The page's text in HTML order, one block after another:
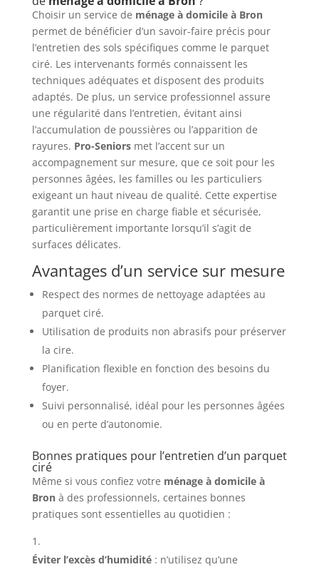
Choisir un service de ménage à domicile à Bron
permet de bénéficier d’un savoir-faire précis pour
l’entretien des sols spécifiques comme le parquet
ciré. Les intervenants formés connaissent les
techniques adéquates et disposent des produits
adaptés. De plus, un service professionnel assure
une régularité dans l’entretien, évitant ainsi
l’accumulation de poussières ou l’apparition de
rayures. Pro-Seniorsmet l’accent sur un
accompagnement sur mesure, que ce soit pour les
personnes âgées, les familles ou les particuliers
exigeant un haut niveau de qualité. Cette expertise
garantit une prise en charge fiable et sécurisée,
particulièrement importante lorsqu’il s’agit de
surfaces délicates.
Avantages d’un service sur mesure
Respect des normes de nettoyage adaptées au
parquet ciré.
Utilisation de produits non abrasifs pour préserver
la cire.
Planification flexible en fonction des besoins du
foyer.
Suivi personnalisé, idéal pour les personnes âgées
ou en perte d’autonomie.
Bonnes pratiques pour l’entretien d’un parquet
ciré
Même si vous confiez votre ménage à domicile à
Bronà des professionnels, certaines bonnes
pratiques sont essentielles au quotidien :
Éviter l’excès d’humidité: n’utilisez qu’une